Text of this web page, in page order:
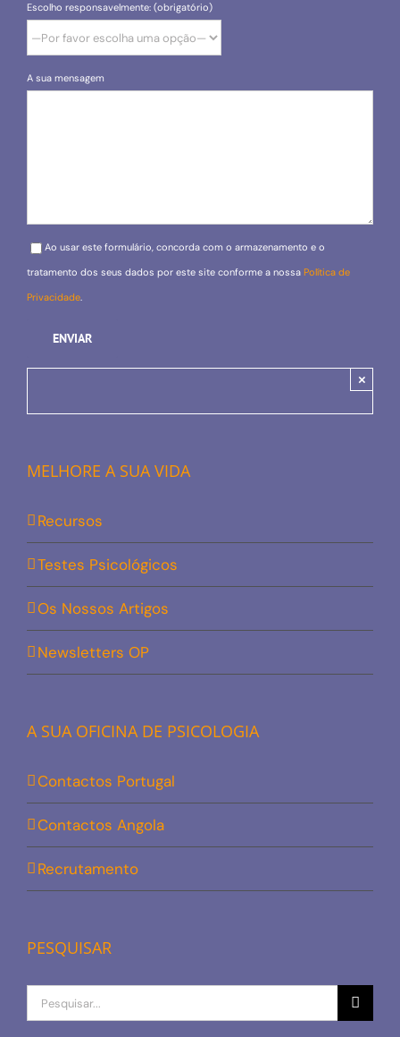
Escolho responsavelmente: (obrigatório)
A sua mensagem
Please leave this field empty.
Ao usar este formulário, concorda com o armazenamento e o
tratamento dos seus dados por este site conforme a nossa Política de
Privacidade.
×
MELHORE A SUA VIDA
Recursos
Testes Psicológicos
Os Nossos Artigos
Newsletters OP
A SUA OFICINA DE PSICOLOGIA
Contactos Portugal
Contactos Angola
Recrutamento
PESQUISAR
Procurar
por